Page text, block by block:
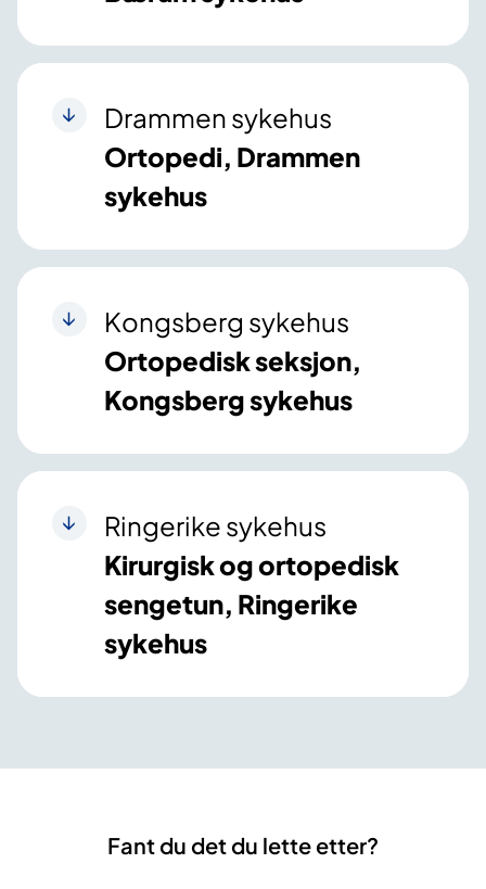
Drammen sykehus
Ortopedi, Drammen
sykehus
Kongsberg sykehus
Ortopedisk seksjon,
Kongsberg sykehus
Ringerike sykehus
Kirurgisk og ortopedisk
sengetun, Ringerike
sykehus
Fant du det du lette etter?